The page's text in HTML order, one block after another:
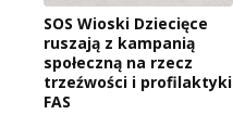
SOS Wioski Dziecięce
ruszają z kampanią
społeczną na rzecz
trzeźwości i profilaktyki
FAS